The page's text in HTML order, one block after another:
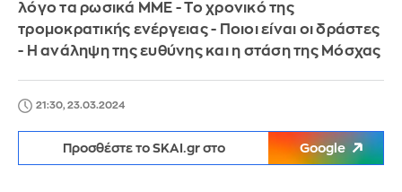
λόγο τα ρωσικά ΜΜΕ - Το χρονικό της
τρομοκρατικής ενέργειας - Ποιοι είναι οι δράστες
- Η ανάληψη της ευθύνης και η στάση της Μόσχας
21:30, 23.03.2024
Προσθέστε το SKAI.gr στο Google